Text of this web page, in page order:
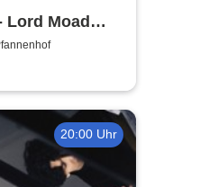
Lord Moad
20:00 Uhr